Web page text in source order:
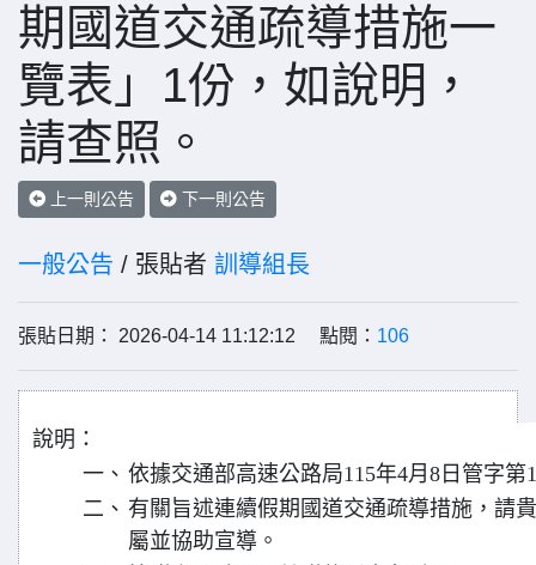
期國道交通疏導措施一
覽表」1份，如說明，
請查照。
上一則公告 下一則公告
一般公告 / 張貼者 訓導組長
張貼日期： 2026-04-14 11:12:12 點閱： 106
說明：
一、 依據交通部高速公路局115年4月8日管字第
二、 有關旨述連續假期國道交通疏導措施，請
屬並協助宣導。